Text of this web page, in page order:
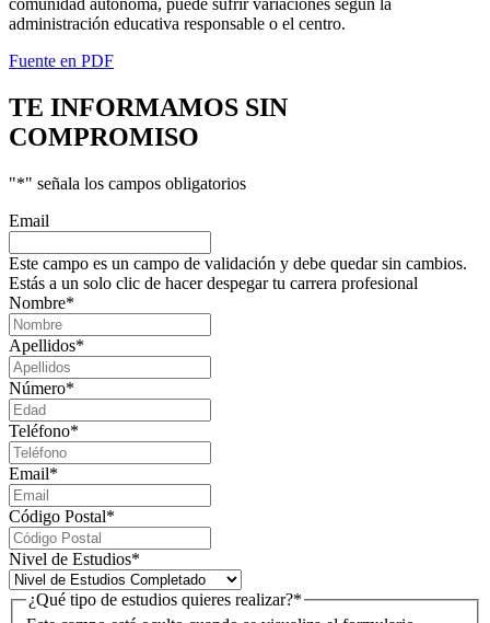
administración educativa responsable o el centro.
Fuente en PDF
TE INFORMAMOS SIN
COMPROMISO
"*" señala los campos obligatorios
Email
Este campo es un campo de validación y debe quedar sin cambios.
Estás a un solo clic de hacer despegar tu carrera profesional
Nombre*
Apellidos*
Número*
Teléfono*
Email*
Código Postal*
Nivel de Estudios*
¿Qué tipo de estudios quieres realizar?*